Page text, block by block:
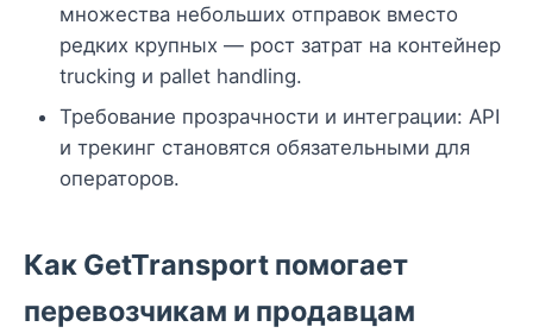
множества небольших отправок вместо
редких крупных — рост затрат на контейнер
trucking и pallet handling.
Требование прозрачности и интеграции: API
и трекинг становятся обязательными для
операторов.
Как GetTransport помогает
перевозчикам и продавцам